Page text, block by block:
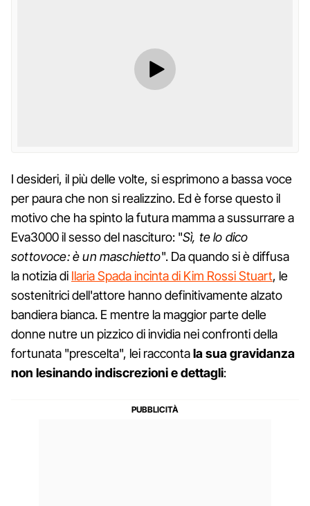
I desideri, il più delle volte, si esprimono a bassa voce
per paura che non si realizzino. Ed è forse questo il
motivo che ha spinto la futura mamma a sussurrare a
Eva3000 il sesso del nascituro: "Sì, te lo dico
sottovoce: è un maschietto". Da quando si è diffusa
la notizia di Ilaria Spada incinta di Kim Rossi Stuart, le
sostenitrici dell'attore hanno definitivamente alzato
bandiera bianca. E mentre la maggior parte delle
donne nutre un pizzico di invidia nei confronti della
fortunata "prescelta", lei raccontala sua gravidanza
non lesinando indiscrezioni e dettagli: